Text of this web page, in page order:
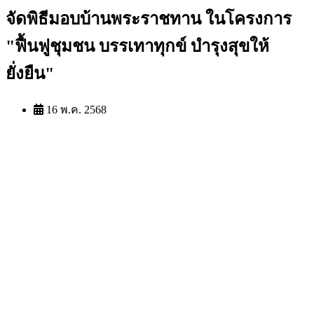
จัดพิธีมอบบ้านพระราชทาน ในโครงการ
"ฟื้นฟูชุมชน บรรเทาทุกข์ บำรุงสุขให้
ยั่งยืน"
16 พ.ค. 2568